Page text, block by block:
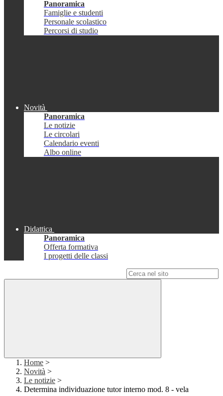
Panoramica
Famiglie e studenti
Personale scolastico
Percorsi di studio
Novità
Panoramica
Le notizie
Le circolari
Calendario eventi
Albo online
Didattica
Panoramica
Offerta formativa
I progetti delle classi
Home >
Novità >
Le notizie >
Determina individuazione tutor interno mod. 8 - vela